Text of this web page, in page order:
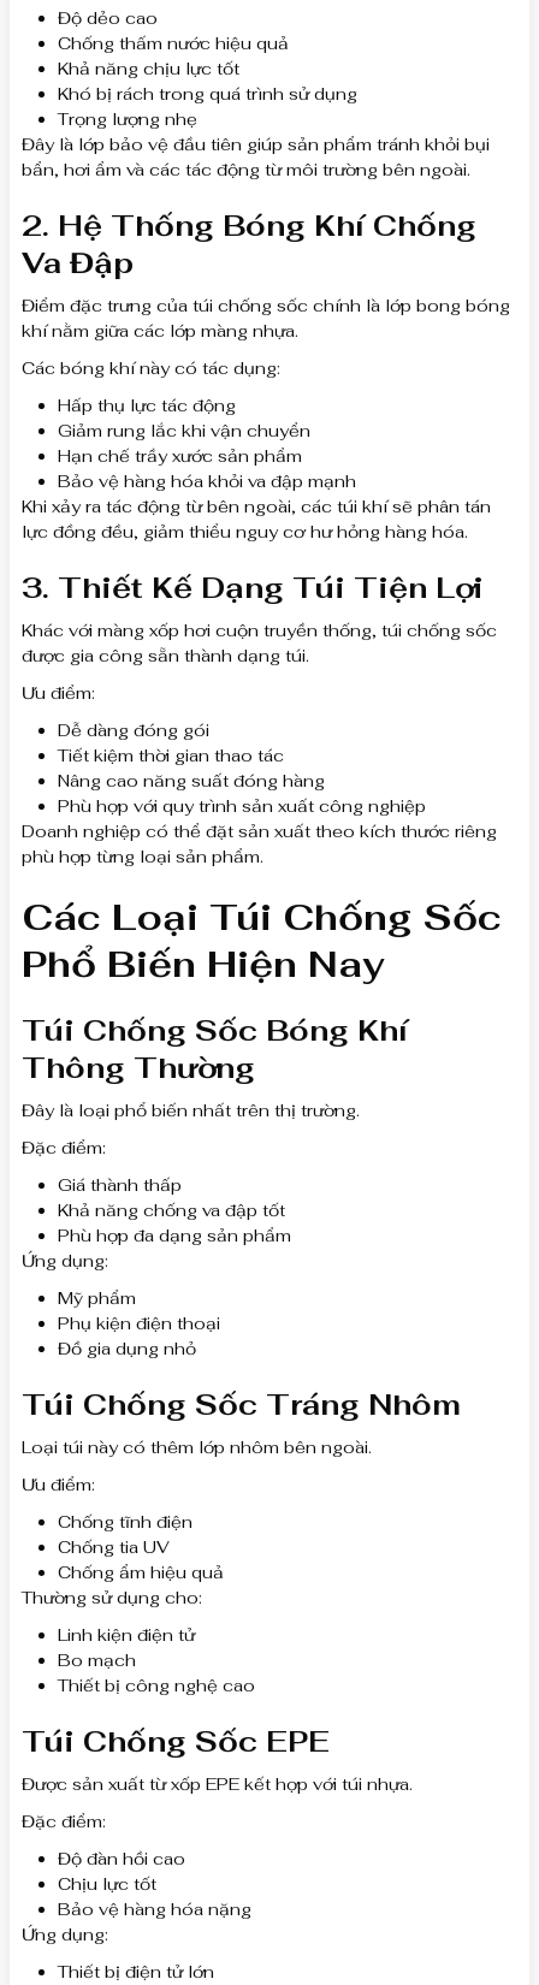
Độ dẻo cao
Chống thấm nước hiệu quả
Khả năng chịu lực tốt
Khó bị rách trong quá trình sử dụng
Trọng lượng nhẹ
Đây là lớp bảo vệ đầu tiên giúp sản phẩm tránh khỏi bụi
bẩn, hơi ẩm và các tác động từ môi trường bên ngoài.
2. Hệ Thống Bóng Khí Chống
Va Đập
Điểm đặc trưng của túi chống sốc chính là lớp bong bóng
khí nằm giữa các lớp màng nhựa.
Các bóng khí này có tác dụng:
Hấp thụ lực tác động
Giảm rung lắc khi vận chuyển
Hạn chế trầy xước sản phẩm
Bảo vệ hàng hóa khỏi va đập mạnh
Khi xảy ra tác động từ bên ngoài, các túi khí sẽ phân tán
lực đồng đều, giảm thiểu nguy cơ hư hỏng hàng hóa.
3. Thiết Kế Dạng Túi Tiện Lợi
Khác với màng xốp hơi cuộn truyền thống, túi chống sốc
được gia công sẵn thành dạng túi.
Ưu điểm:
Dễ dàng đóng gói
Tiết kiệm thời gian thao tác
Nâng cao năng suất đóng hàng
Phù hợp với quy trình sản xuất công nghiệp
Doanh nghiệp có thể đặt sản xuất theo kích thước riêng
phù hợp từng loại sản phẩm.
Các Loại Túi Chống Sốc
Phổ Biến Hiện Nay
Túi Chống Sốc Bóng Khí
Thông Thường
Đây là loại phổ biến nhất trên thị trường.
Đặc điểm:
Giá thành thấp
Khả năng chống va đập tốt
Phù hợp đa dạng sản phẩm
Ứng dụng:
Mỹ phẩm
Phụ kiện điện thoại
Đồ gia dụng nhỏ
Túi Chống Sốc Tráng Nhôm
Loại túi này có thêm lớp nhôm bên ngoài.
Ưu điểm:
Chống tĩnh điện
Chống tia UV
Chống ẩm hiệu quả
Thường sử dụng cho:
Linh kiện điện tử
Bo mạch
Thiết bị công nghệ cao
Túi Chống Sốc EPE
Được sản xuất từ xốp EPE kết hợp với túi nhựa.
Đặc điểm:
Độ đàn hồi cao
Chịu lực tốt
Bảo vệ hàng hóa nặng
Ứng dụng:
Thiết bị điện tử lớn